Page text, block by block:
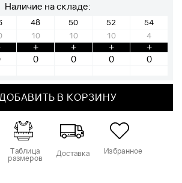
Наличие на складе:
48 50 52 54
10
+
10
+
10
+
4
+
В КОРЗИНУ
Таблица
размеров
Доставка Избранное